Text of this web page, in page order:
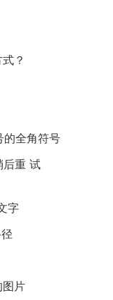
？
的全角符号
后重 试
字
片